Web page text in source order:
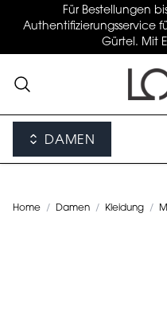
Für Bestellungen
Authentifizierungsservice
Gürtel. Mit
DAMEN
Home / Damen / Kleidung /